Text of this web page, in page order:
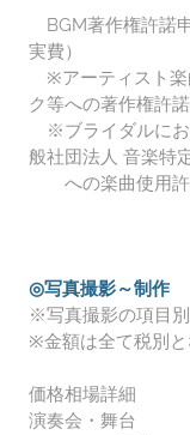
BGM著作権許諾
実費）
※アーティスト
ク等への著作権許
※ブライダルにお
般社団法人 音楽特
への楽曲使用許
◎写真撮影～制作
※写真撮影の項目別
※金額は全て税別と
価格相場詳細
演奏会・舞